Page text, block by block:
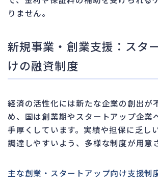
りません。
新規事業・創業支援：スタ
けの融資制度
経済の活性化には新たな企業の創出が
め、国は創業期やスタートアップ企業
手厚くしています。実績や担保に乏し
調達しやすいよう、多様な制度が用意
主な創業・スタートアップ向け支援制